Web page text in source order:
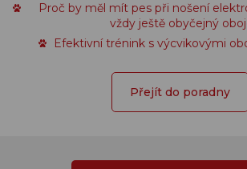
Proč by měl mít pes při nošení
vždy ještě obyčejný
Efektivní trénink s výcvikovými
Přejít do poradny